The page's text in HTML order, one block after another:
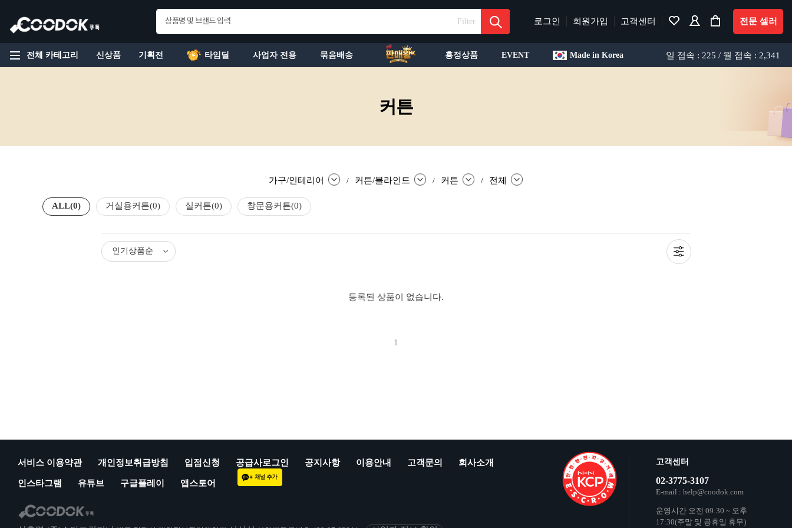
Filter 로그인 회원가입 고객센터 전문 셀러
전체 카테고리 신상품 기획전 타임딜 사업자 전용 묶음배송 흥정상품 EVENT Made in Korea 일 접속 : 225 / 월 접속 : 2,341
커튼
가구/인테리어 / 커튼/블라인드 / 커튼 / 전체
ALL(0) 거실용커튼(0) 실커튼(0) 창문용커튼(0)
등록된 상품이 없습니다.
1
서비스 이용약관 개인정보취급방침 입점신청 공급사로그인 공지사항 이용안내 고객문의 회사소개
인스타그램 유튜브 구글플레이 앱스토어
고객센터
02-3775-3107
E-mail : help@coodok.com
운영시간 오전 09:30 ~ 오후
17:30(주말 및 공휴일 휴무)